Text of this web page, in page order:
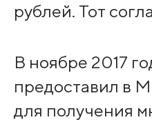
рублей. Тот
В ноябре 2017
предоставил в
для получения